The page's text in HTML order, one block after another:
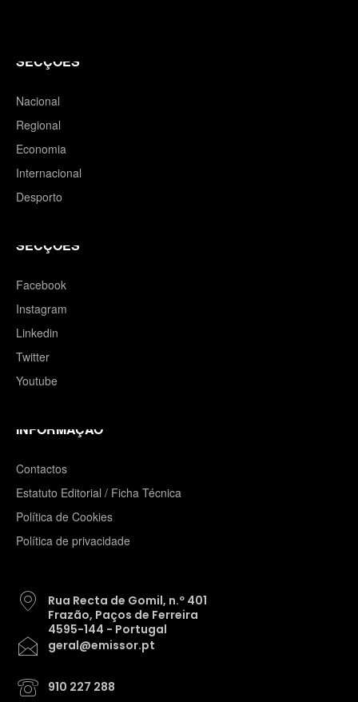
SECÇÕES
Nacional
Regional
Economia
Internacional
Desporto
SECÇÕES
Facebook
Instagram
Linkedin
Twitter
Youtube
INFORMAÇÃO
Contactos
Estatuto Editorial / Ficha Técnica
Política de Cookies
Política de privacidade
Rua Recta de Gomil, n.º 401
Frazão, Paços de Ferreira
4595-144 - Portugal
geral@emissor.pt
910 227 288